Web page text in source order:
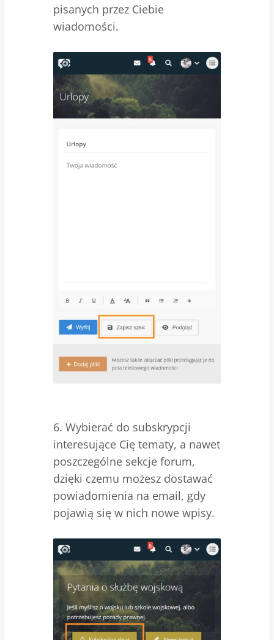
pisanych przez Ciebie
wiadomości.
6. Wybierać do subskrypcji
interesujące Cię tematy, a nawet
poszczególne sekcje forum,
dzięki czemu możesz dostawać
powiadomienia na email, gdy
pojawią się w nich nowe wpisy.